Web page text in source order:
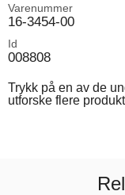
Varenummer
16-3454-00
Id
008808
Trykk på en av de
utforske flere